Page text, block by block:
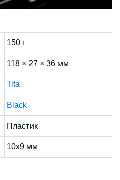
150 г
118 × 27 × 36 мм
Tita
Black
Пластик
10х9 мм